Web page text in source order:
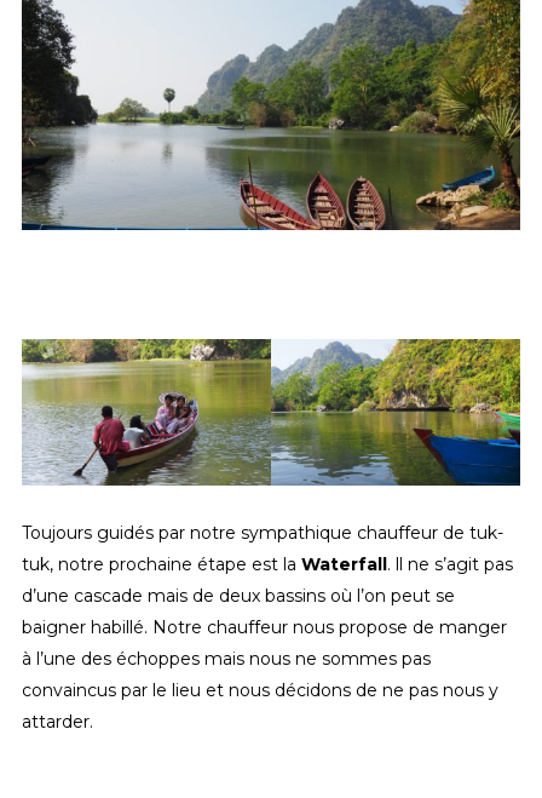
Toujours guidés par notre sympathique chauffeur de tuk-
tuk, notre prochaine étape est la Waterfall. ll ne s’agit pas
d’une cascade mais de deux bassins où l’on peut se
baigner habillé. Notre chauffeur nous propose de manger
à l’une des échoppes mais nous ne sommes pas
convaincus par le lieu et nous décidons de ne pas nous y
attarder.